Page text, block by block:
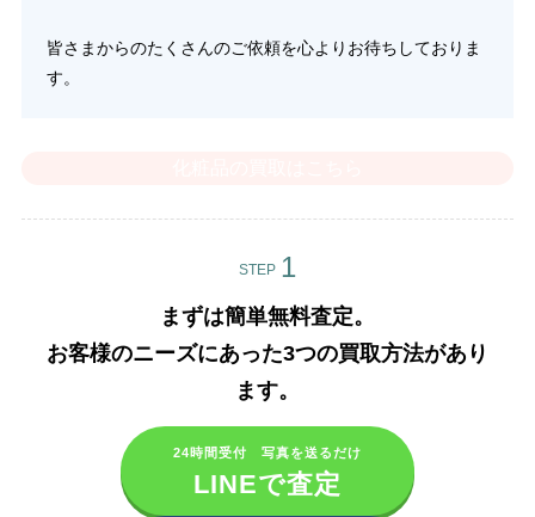
皆さまからのたくさんのご依頼を心よりお待ちしておりま
す。
STEP
まずは簡単無料査定。
お客様のニーズにあった3つの買取方法があり
ます。​
24時間受付 写真を送るだけ
LINEで査定